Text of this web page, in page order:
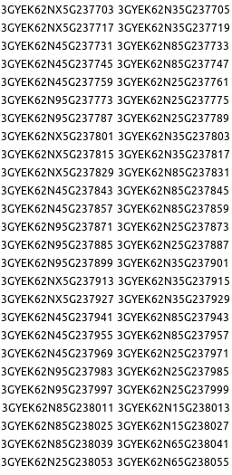
3GYEK62NX5G237703 3GYEK62N35G237705
3GYEK62NX5G237717 3GYEK62N35G237719
3GYEK62N45G237731 3GYEK62N85G237733
3GYEK62N45G237745 3GYEK62N85G237747
3GYEK62N45G237759 3GYEK62N25G237761
3GYEK62N95G237773 3GYEK62N25G237775
3GYEK62N95G237787 3GYEK62N25G237789
3GYEK62NX5G237801 3GYEK62N35G237803
3GYEK62NX5G237815 3GYEK62N35G237817
3GYEK62NX5G237829 3GYEK62N85G237831
3GYEK62N45G237843 3GYEK62N85G237845
3GYEK62N45G237857 3GYEK62N85G237859
3GYEK62N95G237871 3GYEK62N25G237873
3GYEK62N95G237885 3GYEK62N25G237887
3GYEK62N95G237899 3GYEK62N35G237901
3GYEK62NX5G237913 3GYEK62N35G237915
3GYEK62NX5G237927 3GYEK62N35G237929
3GYEK62N45G237941 3GYEK62N85G237943
3GYEK62N45G237955 3GYEK62N85G237957
3GYEK62N45G237969 3GYEK62N25G237971
3GYEK62N95G237983 3GYEK62N25G237985
3GYEK62N95G237997 3GYEK62N25G237999
3GYEK62N85G238011 3GYEK62N15G238013
3GYEK62N85G238025 3GYEK62N15G238027
3GYEK62N85G238039 3GYEK62N65G238041
3GYEK62N25G238053 3GYEK62N65G238055